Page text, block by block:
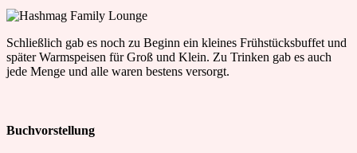
Schließlich gab es noch zu Beginn ein kleines Frühstücksbuffet und
später Warmspeisen für Groß und Klein. Zu Trinken gab es auch
jede Menge und alle waren bestens versorgt.
Buchvorstellung